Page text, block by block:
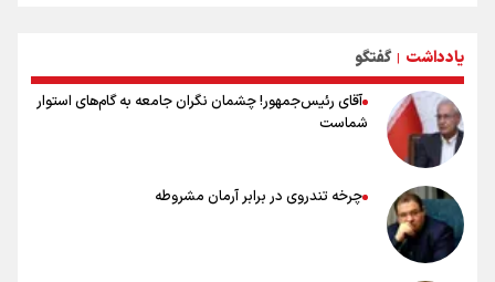
توصیه هایی مهم برای پیچ خوردگی پا در پیاده روی اربعین
یادداشت | گفتگو
آقای رئیس‌جمهور! چشمان نگران جامعه به گام‌های استوار
شماست
چرخه تندروی در برابر آرمان مشروطه